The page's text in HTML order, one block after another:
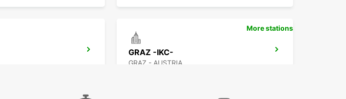
GRAZ -IKC-
GRAZ - AUSTRIA
More stations